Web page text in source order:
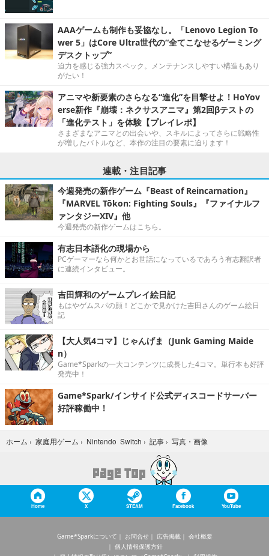
AAAゲームも制作も妥協なし。「Lenovo Legion To
wer 5」はCore Ultra世代の“全てこなせるゲーミング
デスクトップ”
迫力を感じる強力スペック。メンテナンスしやすい構造もあり
がたい！
アニマや新要素のさらなる“進化”を目撃せよ！HoYov
erse新作『崩壊：ネクサスアニマ』第2回βテストの
「進化テスト」を体験【プレイレポ】
さまざまなアニマとの出会いや、スキルによってさらに戦略性
が増したバトルなど、本作の注目の要素に迫ります！
連載・注目記事
今週発売の新作ゲーム『Beast of Reincarnation』
『MARVEL Tōkon: Fighting Souls』『ファイナルフ
ァンタジーXIV』他
今週発売の新作ゲームはこちら。
有志日本語化の現場から
PCゲーマーなら何かとお世話になっているであろう有志翻訳者
に連続インタビュー。
吉田輝和のゲームプレイ絵日記
もはやゲムスパの顔！どこかで見かけた吉田さんのゲーム絵日
記
【大人気4コマ】じゃんげま（Junk Gaming Maide
n）
Game*Sparkの一大コンテンツに成長した4コマ。単行本も好評
発売中！
Game*Spark/インサイド公式ディスコードサーバー
好評稼働中！
ホーム › 家庭用ゲーム › Nintendo Switch › 記事 › 写真・画像
Home X STEAM Facebook YouTube
Game*Sparkについて お問合せ 広告掲載
会社概要
個人情報保護方針